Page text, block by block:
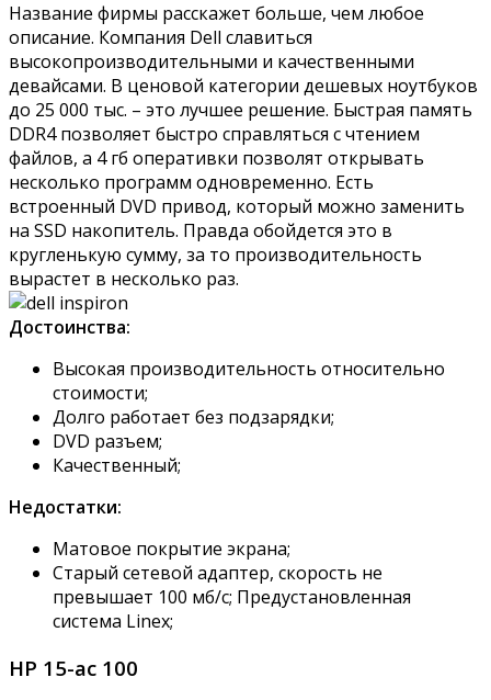
Название фирмы расскажет больше, чем любое
описание. Компания Dell славиться
высокопроизводительными и качественными
девайсами. В ценовой категории дешевых ноутбуков
до 25 000 тыс. – это лучшее решение. Быстрая память
DDR4 позволяет быстро справляться с чтением
файлов, а 4 гб оперативки позволят открывать
несколько программ одновременно. Есть
встроенный DVD привод, который можно заменить
на SSD накопитель. Правда обойдется это в
кругленькую сумму, за то производительность
вырастет в несколько раз.
Достоинства:
Высокая производительность относительно
стоимости;
Долго работает без подзарядки;
DVD разъем;
Качественный;
Недостатки:
Матовое покрытие экрана;
Старый сетевой адаптер, скорость не
превышает 100 мб/с; Предустановленная
система Linex;
HP 15-ac 100